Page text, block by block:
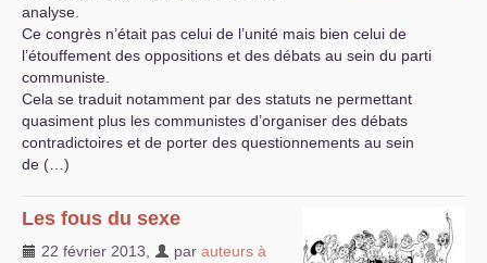
analyse.
Ce congrès n’était pas celui de l’unité mais bien celui de
l’étouffement des oppositions et des débats au sein du parti
communiste.
Cela se traduit notamment par des statuts ne permettant
quasiment plus les communistes d’organiser des débats
contradictoires et de porter des questionnements au sein
de (…)
Les fous du sexe
22 février 2013 par auteurs à